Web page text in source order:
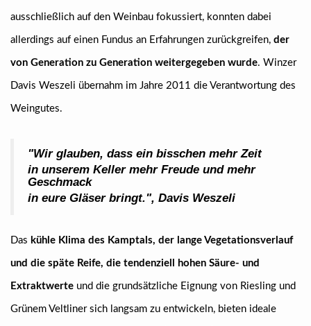
ausschließlich auf den Weinbau fokussiert, konnten dabei
allerdings auf einen Fundus an Erfahrungen zurückgreifen, der
von Generation zu Generation weitergegeben wurde. Winzer
Davis Weszeli übernahm im Jahre 2011 die Verantwortung des
Weingutes.
"Wir glauben, dass ein bisschen mehr Zeit
in unserem Keller mehr Freude und mehr
Geschmack
in eure Gläser bringt.", Davis Weszeli
Das kühle Klima des Kamptals, der lange Vegetationsverlauf
und die späte Reife, die tendenziell hohen Säure- und
Extraktwerte und die grundsätzliche Eignung von Riesling und
Grünem Veltliner sich langsam zu entwickeln, bieten ideale